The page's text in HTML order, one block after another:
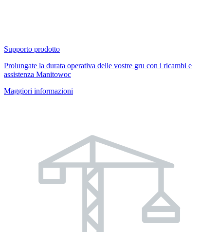
Supporto prodotto
Prolungate la durata operativa delle vostre gru con i ricambi e
assistenza Manitowoc
Maggiori informazioni